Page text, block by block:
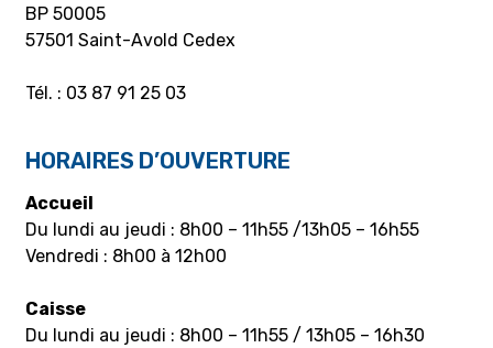
BP 50005
57501 Saint-Avold Cedex
Tél. : 03 87 91 25 03
HORAIRES D’OUVERTURE
Accueil
Du lundi au jeudi : 8h00 – 11h55 /13h05 – 16h55
Vendredi : 8h00 à 12h00
Caisse
Du lundi au jeudi : 8h00 – 11h55 / 13h05 – 16h30